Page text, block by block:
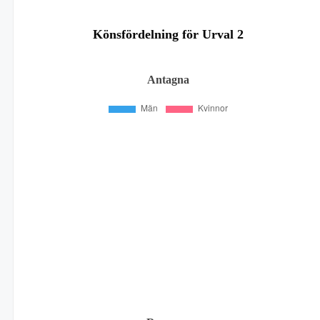
Könsfördelning för Urval 2
Antagna